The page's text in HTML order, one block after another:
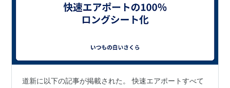
道新に以下の記事が掲載された。 快速エアポートすべて